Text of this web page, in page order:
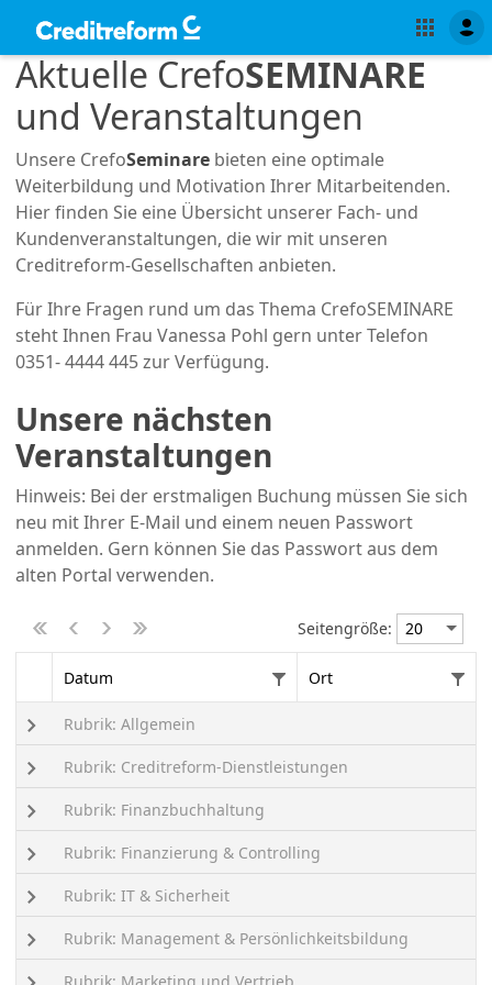
Aktuelle CrefoSEMINARE
und Veranstaltungen
Unsere CrefoSeminare bieten eine optimale
Weiterbildung und Motivation Ihrer Mitarbeitenden.
Hier finden Sie eine Übersicht unserer Fach- und
Kundenveranstaltungen, die wir mit unseren
Creditreform-Gesellschaften anbieten.
Für Ihre Fragen rund um das Thema CrefoSEMINARE
steht Ihnen Frau Vanessa Pohl gern unter Telefon
0351- 4444 445 zur Verfügung.
Unsere nächsten
Veranstaltungen
Hinweis: Bei der erstmaligen Buchung müssen Sie sich
neu mit Ihrer E-Mail und einem neuen Passwort
anmelden. Gern können Sie das Passwort aus dem
alten Portal verwenden.
Seitengröße:
Datum Ort
Rubrik: Allgemein
Rubrik: Creditreform-Dienstleistungen
Rubrik: Finanzbuchhaltung
Rubrik: Finanzierung & Controlling
Rubrik: IT & Sicherheit
Rubrik: Management & Persönlichkeitsbildung